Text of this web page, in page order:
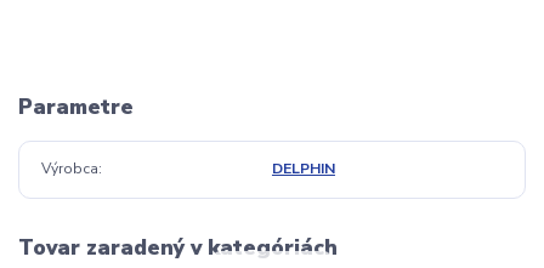
Parametre
Výrobca DELPHIN
Tovar zaradený v kategóriách